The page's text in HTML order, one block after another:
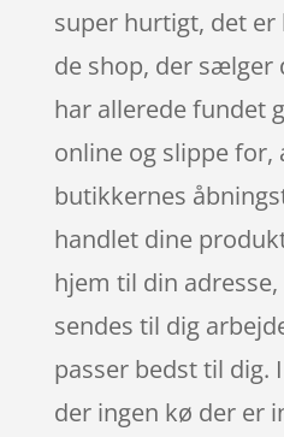
super hurtigt, det er
de shop, der sælger
har allerede fundet
online og slippe
butikkernes
handlet dine
hjem til din
sendes til dig
passer bedst til dig.
der ingen kø der er